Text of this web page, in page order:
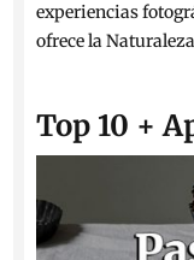
experiencias
ofrece la
Top 10 +